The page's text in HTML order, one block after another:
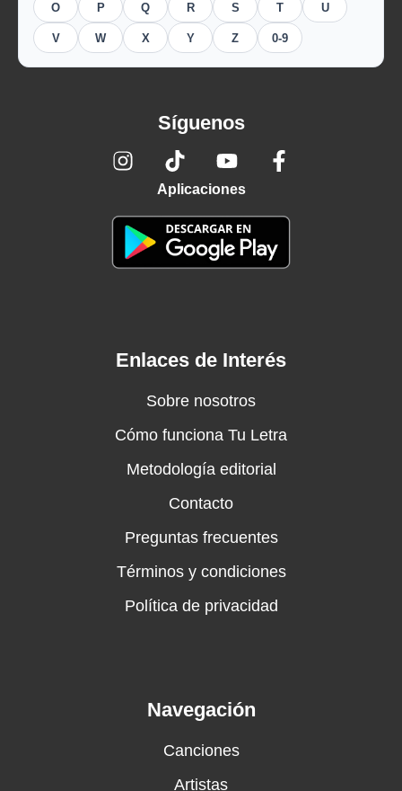
O P Q R S T U
V W X Y Z 0-9
Síguenos
Aplicaciones
Enlaces de Interés
Sobre nosotros
Cómo funciona Tu Letra
Metodología editorial
Contacto
Preguntas frecuentes
Términos y condiciones
Política de privacidad
Navegación
Canciones
Artistas